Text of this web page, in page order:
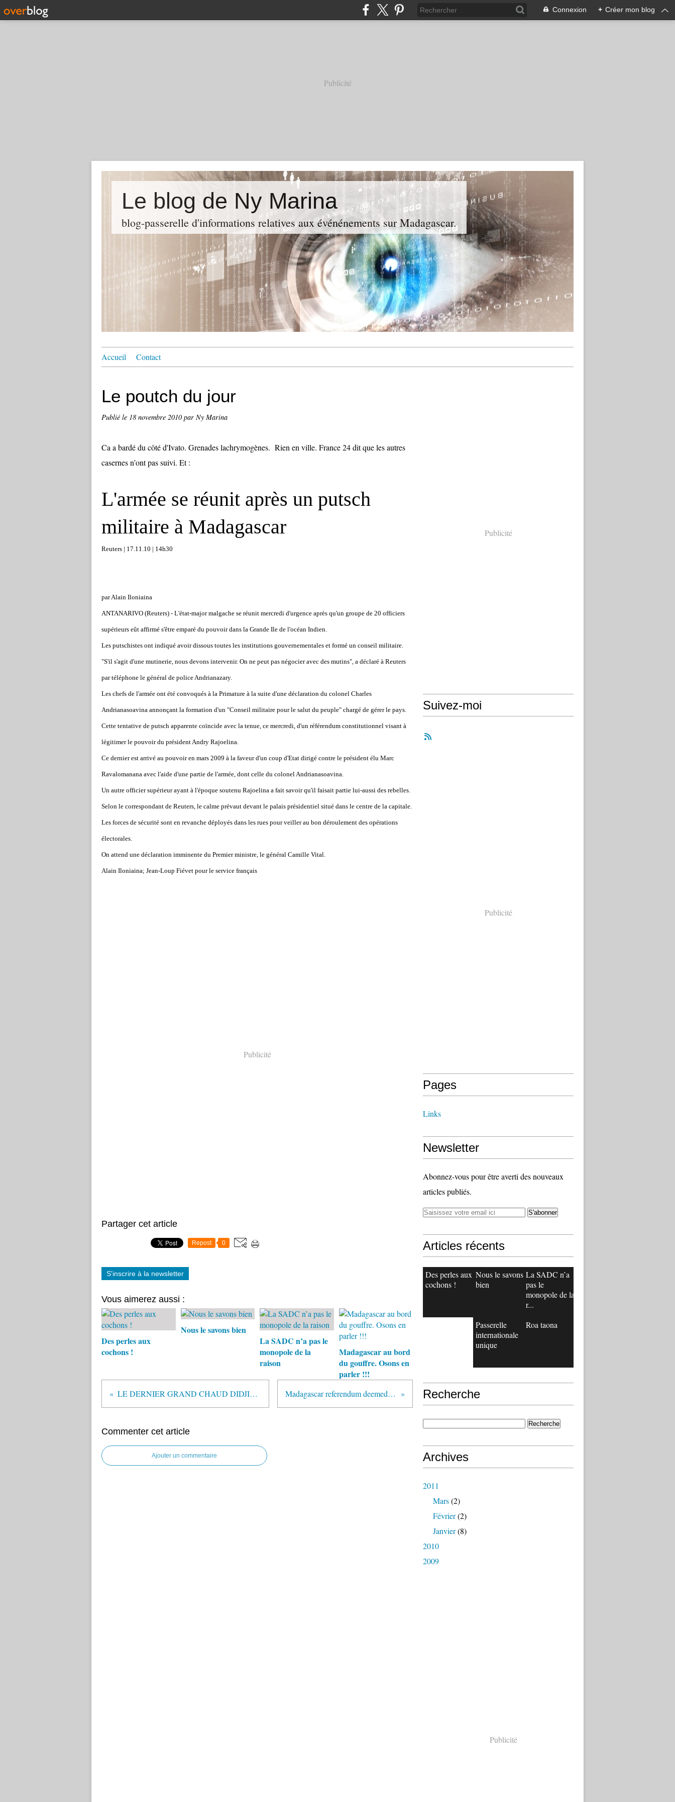
Connexion + Créer mon blog
Publicité
Le blog de Ny Marina
blog-passerelle d'informations relatives aux événénements sur Madagascar.
Accueil Contact
Le poutch du jour
Publié le 18 novembre 2010par Ny Marina
Ca a bardé du côté d'Ivato. Grenades lachrymogènes. Rien en ville. France 24 dit que les autres
casernes n’ont pas suivi. Et :
L'armée se réunit après un putsch
militaire à Madagascar
Reuters | 17.11.10 | 14h30
par Alain Iloniaina
ANTANARIVO (Reuters) - L'état-major malgache se réunit mercredi d'urgence après qu'un groupe de 20 officiers
supérieurs eût affirmé s'être emparé du pouvoir dans la Grande Ile de l'océan Indien.
Les putschistes ont indiqué avoir dissous toutes les institutions gouvernementales et formé un conseil militaire.
"S'il s'agit d'une mutinerie, nous devons intervenir. On ne peut pas négocier avec des mutins", a déclaré à Reuters
par téléphone le général de police Andrianazary.
Les chefs de l'armée ont été convoqués à la Primature à la suite d'une déclaration du colonel Charles
Andrianasoavina annonçant la formation d'un "Conseil militaire pour le salut du peuple" chargé de gérer le pays.
Cette tentative de putsch apparente coïncide avec la tenue, ce mercredi, d'un référendum constitutionnel visant à
légitimer le pouvoir du président Andry Rajoelina.
Ce dernier est arrivé au pouvoir en mars 2009 à la faveur d'un coup d'Etat dirigé contre le président élu Marc
Ravalomanana avec l'aide d'une partie de l'armée, dont celle du colonel Andrianasoavina.
Un autre officier supérieur ayant à l'époque soutenu Rajoelina a fait savoir qu'il faisait partie lui-aussi des rebelles.
Selon le correspondant de Reuters, le calme prévaut devant le palais présidentiel situé dans le centre de la capitale.
Les forces de sécurité sont en revanche déployés dans les rues pour veiller au bon déroulement des opérations
électorales.
On attend une déclaration imminente du Premier ministre, le général Camille Vital.
Alain Iloniaina; Jean-Loup Fiévet pour le service français
Publicité
Partager cet article
Repost 0
S'inscrire à la newsletter
Vous aimerez aussi :
Des perles aux
cochons !
Nous le savons bien
La SADC n’a pas le
monopole de la
raison
Madagascar au bord
du gouffre. Osons en
parler !!!
LE DERNIER GRAND CHAUD DIDJIESQUE Madagascar referendum deemed illegal
Commenter cet article
Ajouter un commentaire
Publicité
Suivez-moi
Publicité
Pages
Links
Newsletter
Abonnez-vous pour être averti des nouveaux
articles publiés.
Articles récents
Des perles aux
cochons !
Nous le savons
bien
La SADC n’a
pas le
monopole de la
r...
Passerelle
internationale
unique
Roa taona
Recherche
Archives
2011
Mars(2)
Février(2)
Janvier(8)
2010
2009
Publicité